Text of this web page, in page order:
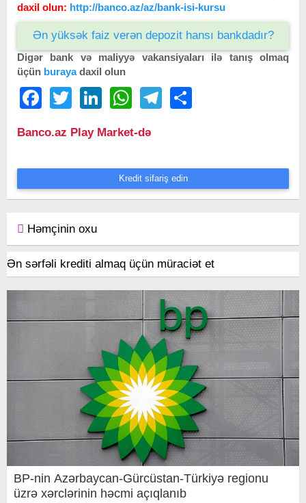
daxil olun: http://banco.az/az/bank-isi-kursu
Ən yüksək faiz verən depozit hansı bankdadır?
Digər bank və maliyyə vakansiyaları ilə tanış olmaq
üçün burayadaxil olun
FacebookTwitter LinkedIn WhatsAppTelegram
Banco.az Play Market-də
Kredit sifariş edin
Həmçinin oxu
Ən sərfəli krediti almaq üçün müraciət et
BP-nin Azərbaycan-Gürcüstan-Türkiyə regionu
üzrə xərclərinin həcmi açıqlanıb